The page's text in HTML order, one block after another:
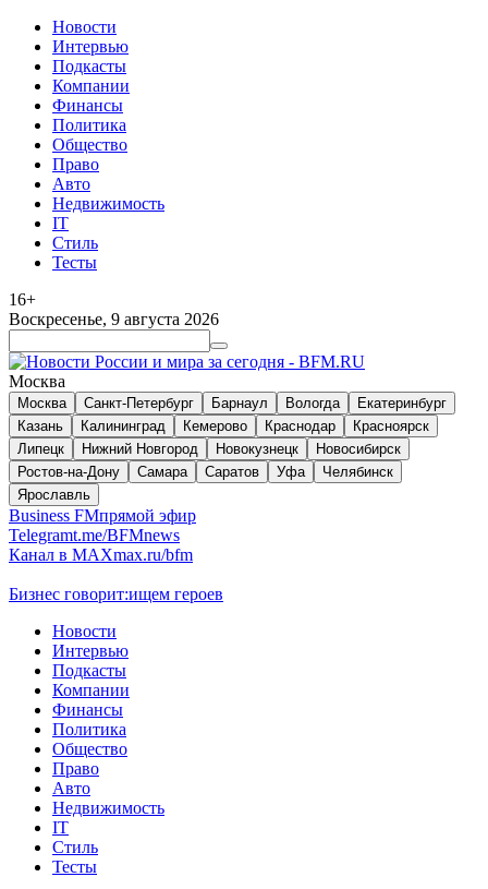
Новости
Интервью
Подкасты
Компании
Финансы
Политика
Общество
Право
Авто
Недвижимость
IT
Стиль
Тесты
16+
Воскресенье, 9 августа 2026
Москва
Москва Санкт-Петербург Барнаул Вологда
Екатеринбург
Казань
Калининград Кемерово Краснодар
Красноярск
Липецк
Нижний Новгород Новокузнецк
Новосибирск
Ростов-на-Дону
Самара Саратов Уфа
Челябинск
Ярославль
Business FMпрямой эфир
Telegramt.me/BFMnews
Канал в MAXmax.ru/bfm
Бизнес говорит:ищем героев
Новости
Интервью
Подкасты
Компании
Финансы
Политика
Общество
Право
Авто
Недвижимость
IT
Стиль
Тесты